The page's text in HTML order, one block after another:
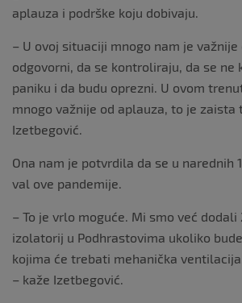
aplauza i podrške koju dobivaju.
– U ovoj situaciji mnogo nam je važnije
odgovorni, da se kontroliraju, da se ne
paniku i da budu oprezni. U ovom
mnogo važnije od aplauza, to je zaista
Izetbegović.
Ona nam je potvrdila da se u narednih
val ove pandemije.
– To je vrlo moguće. Mi smo već dodali
izolatorij u Podhrastovima ukoliko
kojima će trebati mehanička
– kaže Izetbegović.